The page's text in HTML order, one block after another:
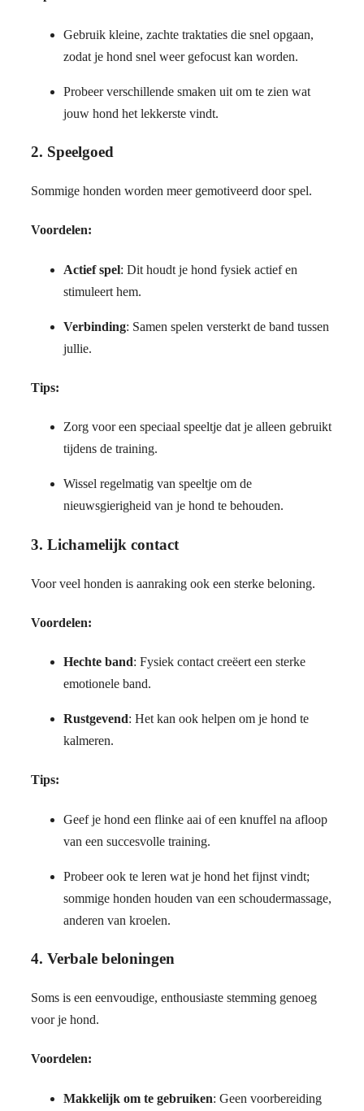
Gebruik kleine, zachte traktaties die snel opgaan,
zodat je hond snel weer gefocust kan worden.
Probeer verschillende smaken uit om te zien wat
jouw hond het lekkerste vindt.
2. Speelgoed
Sommige honden worden meer gemotiveerd door spel.
Voordelen:
Actief spel: Dit houdt je hond fysiek actief en
stimuleert hem.
Verbinding: Samen spelen versterkt de band tussen
jullie.
Tips:
Zorg voor een speciaal speeltje dat je alleen gebruikt
tijdens de training.
Wissel regelmatig van speeltje om de
nieuwsgierigheid van je hond te behouden.
3. Lichamelijk contact
Voor veel honden is aanraking ook een sterke beloning.
Voordelen:
Hechte band: Fysiek contact creëert een sterke
emotionele band.
Rustgevend: Het kan ook helpen om je hond te
kalmeren.
Tips:
Geef je hond een flinke aai of een knuffel na afloop
van een succesvolle training.
Probeer ook te leren wat je hond het fijnst vindt;
sommige honden houden van een schoudermassage,
anderen van kroelen.
4. Verbale beloningen
Soms is een eenvoudige, enthousiaste stemming genoeg
voor je hond.
Voordelen:
Makkelijk om te gebruiken: Geen voorbereiding